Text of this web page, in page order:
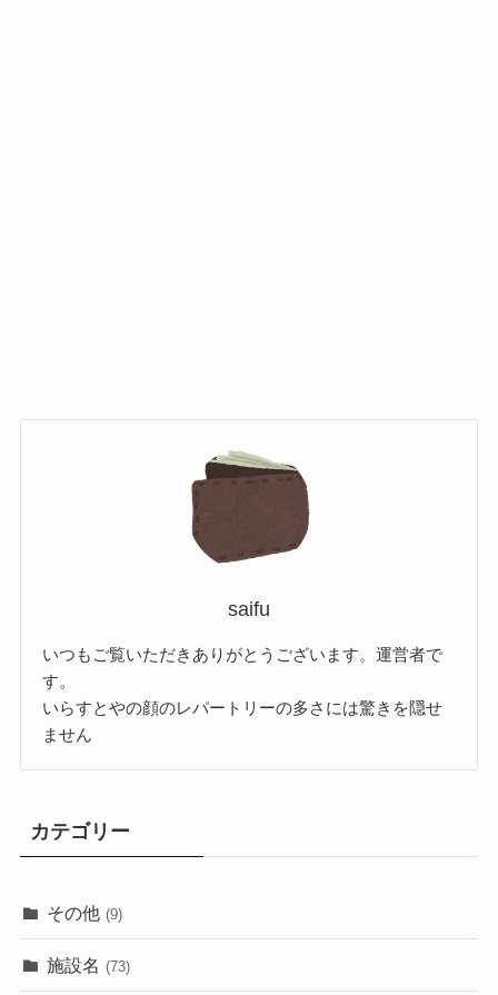
saifu
いつもご覧いただきありがとうございます。運営者で
す。
いらすとやの顔のレパートリーの多さには驚きを隠せ
ません
カテゴリー
その他 (9)
施設名 (73)